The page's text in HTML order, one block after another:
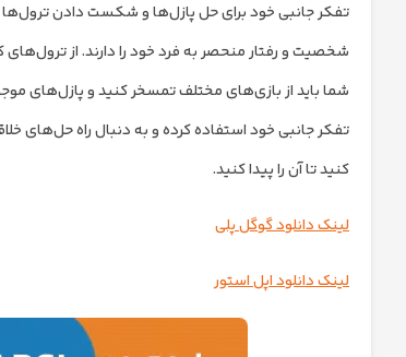
شخصیت و رفتار منحصر به فرد خود را دارند. از ترول‌های
تفکر جانبی خود استفاده کرده و به دنبال راه حل‌های
کنید تا آن را پیدا کنید.
لینک دانلود گوگل پلی
لینک دانلود اپل استور